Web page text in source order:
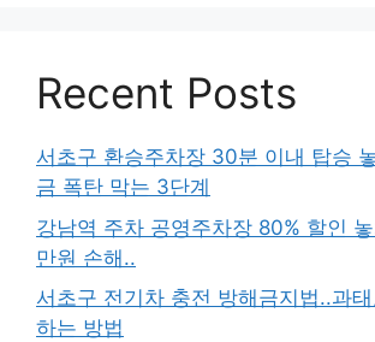
Recent Posts
서초구 환승주차장 30분 이내 탑승
금 폭탄 막는 3단계
강남역 주차 공영주차장 80% 할인
만원 손해..
서초구 전기차 충전 방해금지법..과
하는 방법